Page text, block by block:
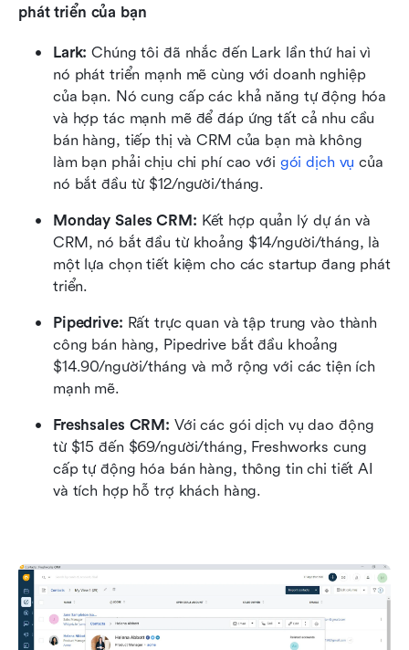
phát triển của bạn
Lark: Chúng tôi đã nhắc đến Lark lần thứ hai vì
nó phát triển mạnh mẽ cùng với doanh nghiệp
của bạn. Nó cung cấp các khả năng tự động hóa
và hợp tác mạnh mẽ để đáp ứng tất cả nhu cầu
bán hàng, tiếp thị và CRM của bạn mà không
làm bạn phải chịu chi phí cao với gói dịch vụ của
nó bắt đầu từ $12/người/tháng.
Monday Sales CRM: Kết hợp quản lý dự án và
CRM, nó bắt đầu từ khoảng $14/người/tháng, là
một lựa chọn tiết kiệm cho các startup đang phát
triển.
Pipedrive: Rất trực quan và tập trung vào thành
công bán hàng, Pipedrive bắt đầu khoảng
$14.90/người/tháng và mở rộng với các tiện ích
mạnh mẽ.
Freshsales CRM: Với các gói dịch vụ dao động
từ $15 đến $69/người/tháng, Freshworks cung
cấp tự động hóa bán hàng, thông tin chi tiết AI
và tích hợp hỗ trợ khách hàng.